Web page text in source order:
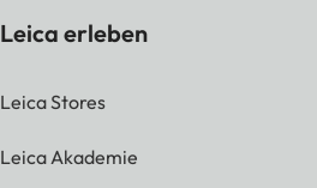
Leica erleben
Leica Stores
Leica Akademie